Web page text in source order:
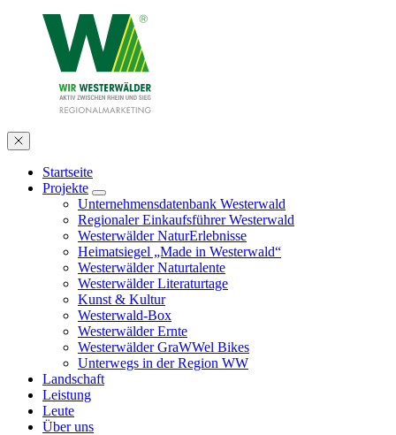
Startseite
Projekte
Unternehmensdatenbank Westerwald
Regionaler Einkaufsführer Westerwald
Westerwälder NaturErlebnisse
Heimatsiegel „Made in Westerwald“
Westerwälder Naturtalente
Westerwälder Literaturtage
Kunst & Kultur
Westerwald-Box
Westerwälder Ernte
Westerwälder GraWWel Bikes
Unterwegs in der Region WW
Landschaft
Leistung
Leute
Über uns